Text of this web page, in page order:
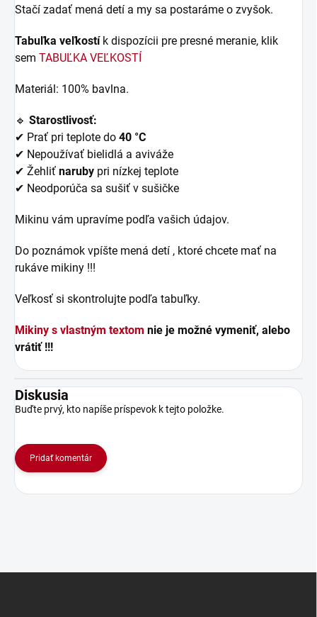
Stačí zadať mená detí a my sa postaráme o zvyšok.
Tabuľka veľkostík dispozícii pre presné meranie, klik
sem TABUĽKA VEĽKOSTÍ
Materiál: 100% bavlna.
🔹 Starostlivosť:
✔ Prať pri teplote do 40 °C
✔ Nepoužívať bielidlá a aviváže
✔ Žehliť naruby pri nízkej teplote
✔ Neodporúča sa sušiť v sušičke
Mikinu vám upravíme podľa vašich údajov.
Do poznámok vpíšte mená detí , ktoré chcete mať na
rukáve mikiny !!!
Veľkosť si skontrolujte podľa tabuľky.
Mikiny s vlastným textom nie je možné vymeniť, alebo
vrátiť !!!
Diskusia
Buďte prvý, kto napíše príspevok k tejto položke.
Pridať komentár